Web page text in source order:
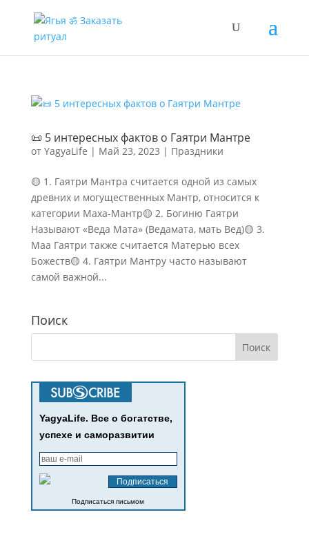
📜 5 интересных фактов о Гаятри Мантре
от YagyaLife | Май 23, 2023 | Праздники
🟡 1. Гаятри Мантра считается одной из самых
древних и могущественных Мантр, относится к
категории Маха-Мантр🟡 2. Богиню Гаятри
Называют «Веда Мата» (Ведамата, мать Вед)🟡 3.
Маа Гаятри также считается Матерью всех
Божеств🟡 4. Гаятри Мантру часто называют
самой важной...
Поиск
YagyaLife. Все о богатстве,
успехе и саморазвитии
Подписаться письмом